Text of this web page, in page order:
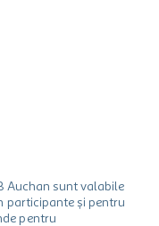
Auchan sunt valabile
participante și pentru
pentru